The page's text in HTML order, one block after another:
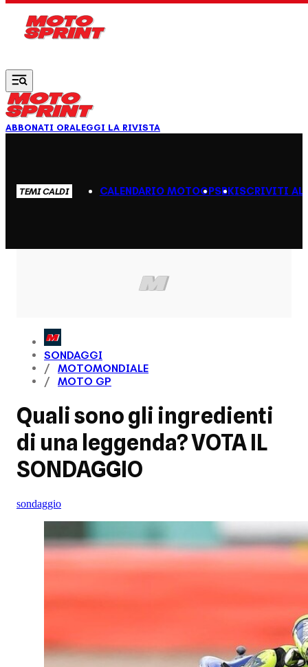
ABBONATI ORALEGGI LA RIVISTA
TEMI CALDI CALENDARIO MOTOGPSBKISCRIVITI AL
SONDAGGI
MOTOMONDIALE
MOTO GP
Quali sono gli ingredienti
di una leggenda? VOTA IL
SONDAGGIO
sondaggio